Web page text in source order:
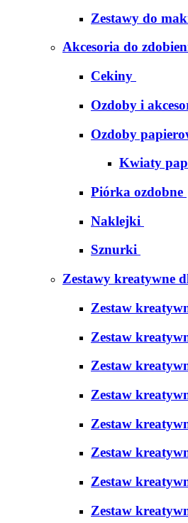
Zestawy do
Akcesoria do
Cekiny
Ozdoby i
Ozdoby
Kwiaty
Piórka ozdobne
Naklejki
Sznurki
Zestawy kreatywne
Zestaw
Zestaw
Zestaw
Zestaw
Zestaw
Zestaw
Zestaw
Zestaw